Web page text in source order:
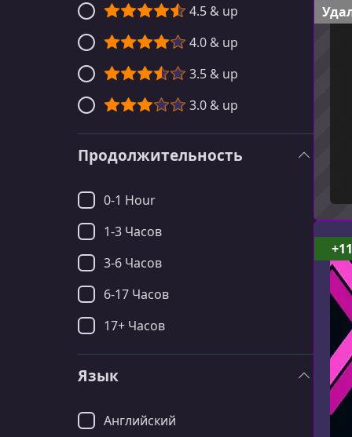
4.5 & up
4.0 & up
3.5 & up
3.0 & up
Продолжительность
0-1 Hour
1-3 Часов
3-6 Часов
6-17 Часов
17+ Часов
Язык
Английский
+11